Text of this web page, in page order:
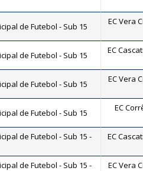
de Futebol - Sub 15 EC Vera
de Futebol - Sub 15 EC
de Futebol - Sub 15 EC Vera
de Futebol - Sub 15 EC
de Futebol - Sub 15 -
EC
de Futebol - Sub 15 -
EC Vera